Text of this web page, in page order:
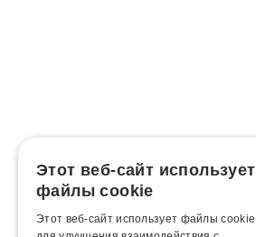
Этот веб-сайт использует
файлы cookie
Этот веб-сайт использует файлы cookie